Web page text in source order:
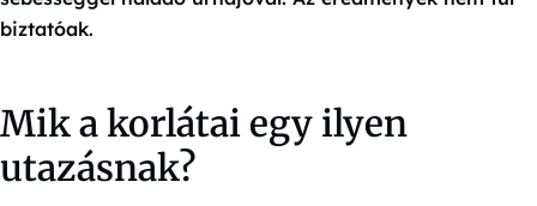
biztatóak.
Mik a korlátai egy ilyen
utazásnak?